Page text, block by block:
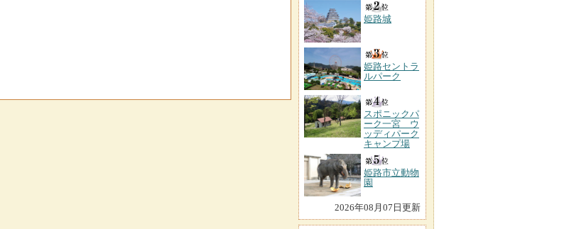
姫路城
姫路セントラ
ルパーク
スポニックパ
ーク一宮 ウ
ッディパーク
キャンプ場
姫路市立動物
園
2026年08月07日更新